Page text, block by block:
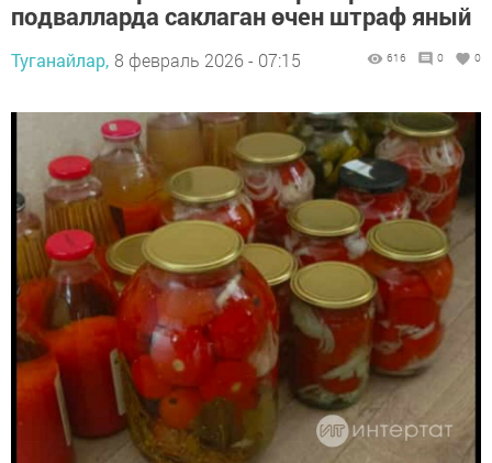
подвалларда саклаган өчен штраф яный
Туганайлар, 8 февраль 2026 - 07:15 616 0 0